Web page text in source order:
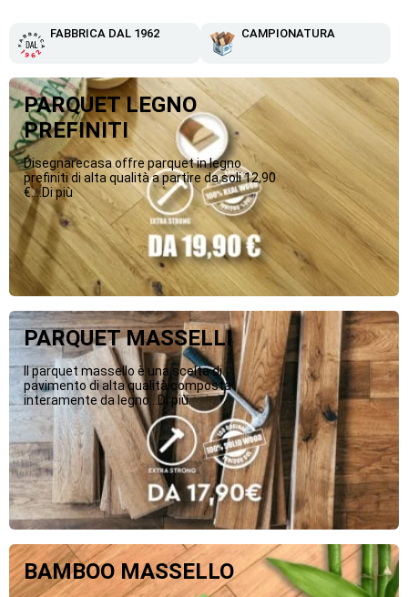
FABBRICA DAL 1962 CAMPIONATURA
PARQUET LEGNO
PREFINITI
Disegnarecasa offre parquet in legno
prefiniti di alta qualità a partire da soli 12,90
€....Di più
PARQUET MASSELLI
Il parquet massello è una scelta di
pavimento di alta qualità composta
interamente da legno...Di più
BAMBOO MASSELLO